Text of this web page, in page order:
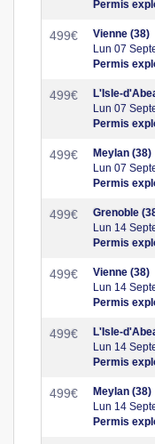
Permis
499€
Vienne (38)
Lun 07
Permis
499€
L'Isle-
Lun 07
Permis
499€
Meylan (38)
Lun 07
Permis
499€
Grenoble
Lun 14
Permis
499€
Vienne (38)
Lun 14
Permis
499€
L'Isle-
Lun 14
Permis
499€
Meylan (38)
Lun 14
Permis